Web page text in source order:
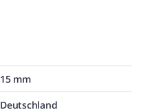
15 mm
Deutschland